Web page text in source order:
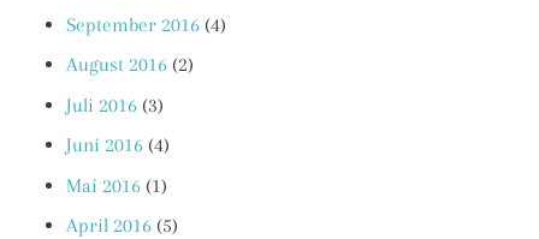
September 2016 (4)
August 2016 (2)
Juli 2016 (3)
Juni 2016 (4)
Mai 2016 (1)
April 2016 (5)